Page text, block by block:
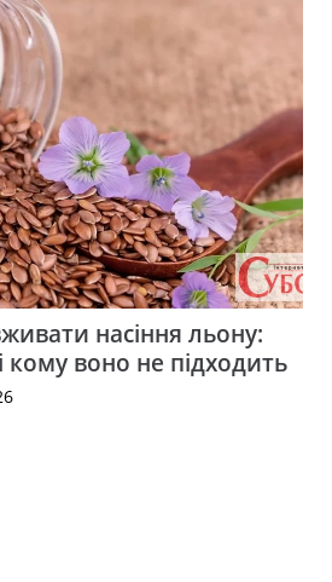
насіння льону:
кому воно не підходить